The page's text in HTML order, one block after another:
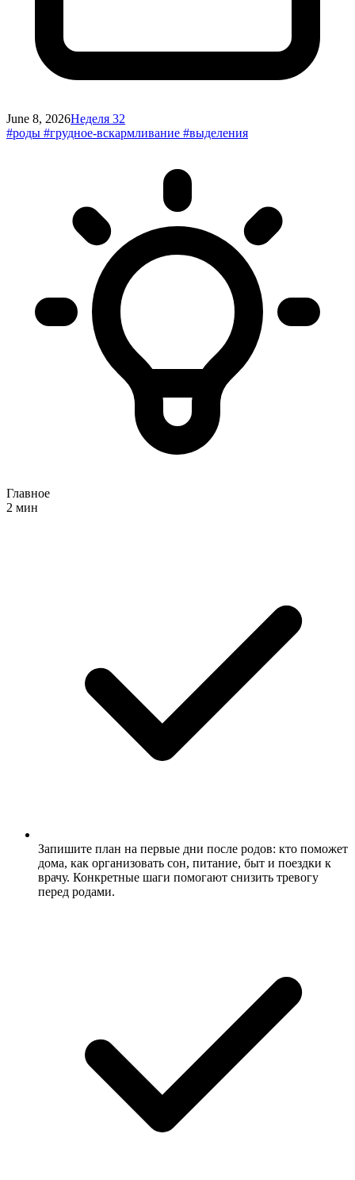
June 8, 2026Неделя 32
#роды #грудное-вскармливание #выделения
Главное
2 мин
Запишите план на первые дни после родов: кто поможет
дома, как организовать сон, питание, быт и поездки к
врачу. Конкретные шаги помогают снизить тревогу
перед родами.